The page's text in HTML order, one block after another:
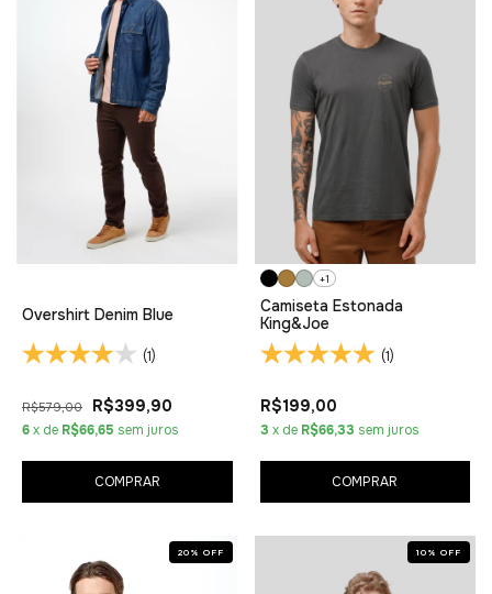
Overshirt Denim Blue
(1)
R$579,00 R$399,90
6x de R$66,65 sem juros
COMPRAR
+1
Camiseta Estonada
King&Joe
(1)
R$199,00
3 x de R$66,33 sem juros
COMPRAR
20 % OFF 10 % OFF